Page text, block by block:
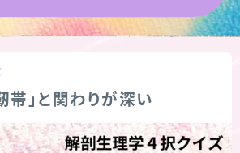
ハーブ４択クイズ (kindle出
帯」と関わりが深い